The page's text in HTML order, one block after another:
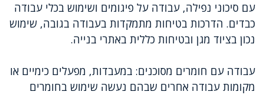
עם סיכוני נפילה, עבודה על פיגומים ושימוש בכלי עבודה
כבדים. הדרכות בטיחות מתמקדות בעבודה בגובה, שימוש
נכון בציוד מגן ובטיחות כללית באתרי בנייה.
עבודה עם חומרים מסוכנים: במעבדות, מפעלים כימיים או
מקומות עבודה אחרים שבהם נעשה שימוש בחומרים